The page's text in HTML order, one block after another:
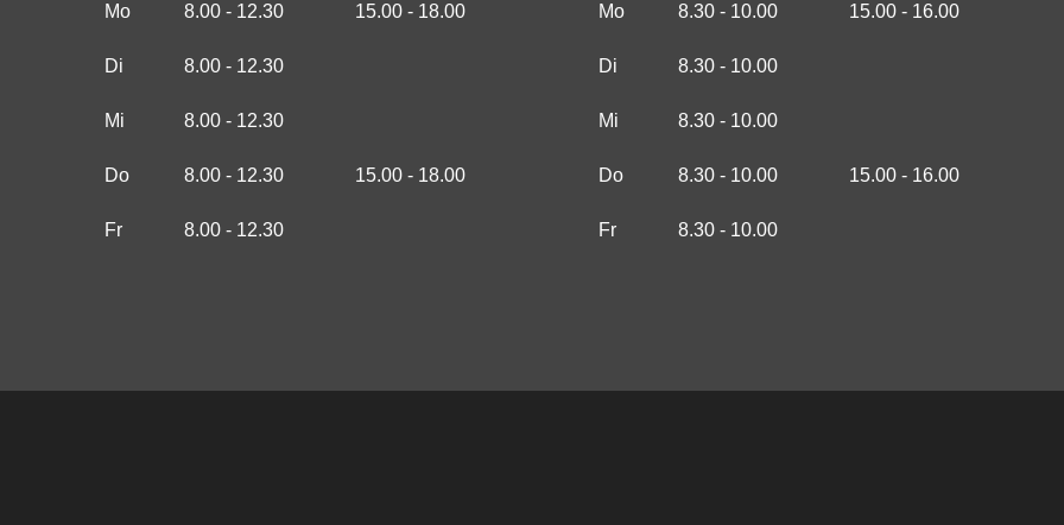
Mo 8.00 - 12.30 15.00 - 18.00
Di 8.00 - 12.30
Mi 8.00 - 12.30
Do 8.00 - 12.30 15.00 - 18.00
Fr 8.00 - 12.30
Mo 8.30 - 10.00 15.00 - 16.00
Di 8.30 - 10.00
Mi 8.30 - 10.00
Do 8.30 - 10.00 15.00 - 16.00
Fr 8.30 - 10.00